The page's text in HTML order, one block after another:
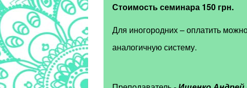
Стоимость семинара 150 грн.
Для иногородних – оплатить
аналогичную систему.